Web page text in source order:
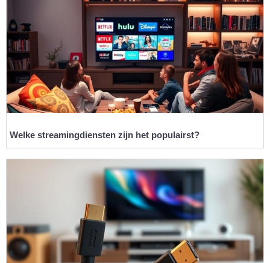
Welke streamingdiensten zijn het populairst?